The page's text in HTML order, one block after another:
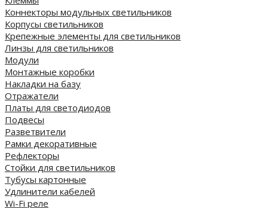
Коннекторы модульных светильников
Корпусы светильников
Крепежные элементы для светильников
Линзы для светильников
Модули
Монтажные коробки
Накладки на базу
Отражатели
Платы для светодиодов
Подвесы
Разветвители
Рамки декоративные
Рефлекторы
Стойки для светильников
Тубусы картонные
Удлинители кабелей
Wi-Fi реле